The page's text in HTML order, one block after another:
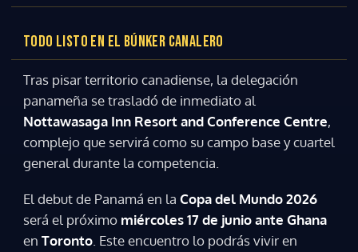
Gracias por suscribirte a nuestro boletín.
ACEPTAR
TODO LISTO EN EL BÚNKER CANALERO
Tras pisar territorio canadiense, la delegación
panameña se trasladó de inmediato al
Nottawasaga Inn Resort and Conference Centre,
complejo que servirá como su campo base y cuartel
general durante la competencia.
El debut de Panamá en la Copa del Mundo 2026
será el próximo miércoles 17 de junio ante Ghana
en Toronto . Este encuentro lo podrás vivir en